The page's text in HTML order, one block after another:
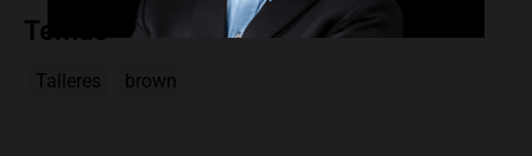
Temas
Talleres brown